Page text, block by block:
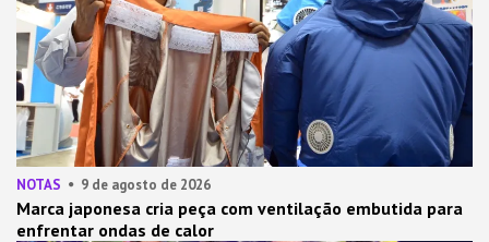
NOTAS 9 de agosto de 2026
Marca japonesa cria peça com ventilação embutida para
enfrentar ondas de calor